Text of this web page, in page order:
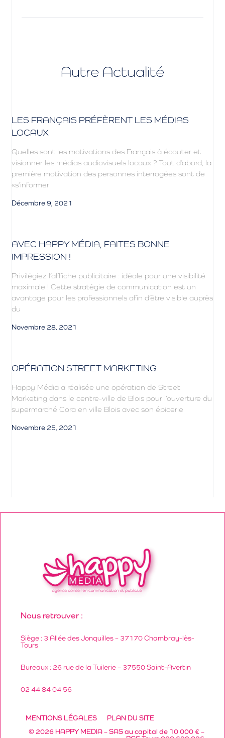
Autre Actualité
LES FRANÇAIS PRÉFÈRENT LES MÉDIAS
LOCAUX
Quelles sont les motivations des Français à écouter et
visionner les médias audiovisuels locaux ? Tout d’abord, la
première motivation des personnes interrogées sont de
«s’informer
Décembre 9, 2021
AVEC HAPPY MÉDIA, FAITES BONNE
IMPRESSION !
Privilégiez l’affiche publicitaire : idéale pour une visibilité
maximale ! Cette stratégie de communication est un
avantage pour les professionnels afin d’être visible auprès
du
Novembre 28, 2021
OPÉRATION STREET MARKETING
Happy Média a réalisée une opération de Street
Marketing dans le centre-ville de Blois pour l’ouverture du
supermarché Cora en ville Blois avec son épicerie
Novembre 25, 2021
Nous retrouver :
Siège : 3 Allée des Jonquilles – 37170 Chambray-lès-
Tours
Bureaux : 26 rue de la Tuilerie – 37550 Saint-Avertin
02 44 84 04 56
MENTIONS LÉGALES
PLAN DU SITE
© 2026 HAPPY MEDIA – SAS au capital de 10 000 € –